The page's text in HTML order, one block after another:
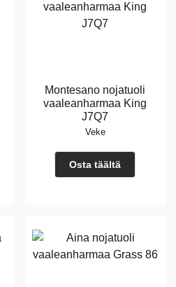
Montesano nojatuoli
vaaleanharmaa King
J7Q7
Veke
Osta täältä